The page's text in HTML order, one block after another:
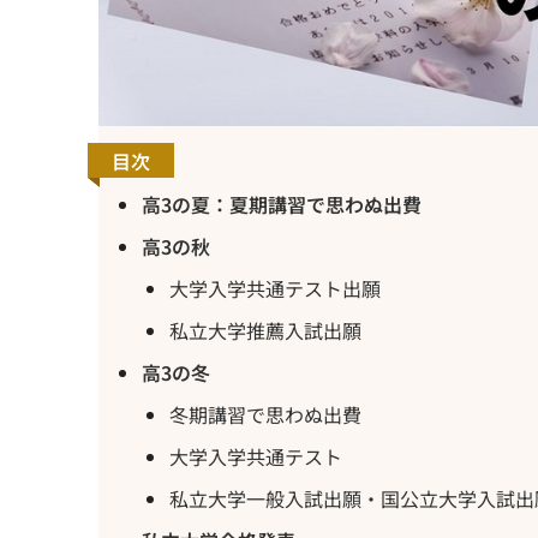
目次
高3の夏：夏期講習で思わぬ出費
高3の秋
大学入学共通テスト出願
私立大学推薦入試出願
高3の冬
冬期講習で思わぬ出費
大学入学共通テスト
私立大学一般入試出願・国公立大学入試